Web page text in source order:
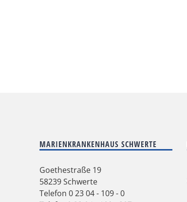
MARIENKRANKENHAUS SCHWERTE
Goethestraße 19
58239 Schwerte
Telefon0 23 04 - 109 - 0